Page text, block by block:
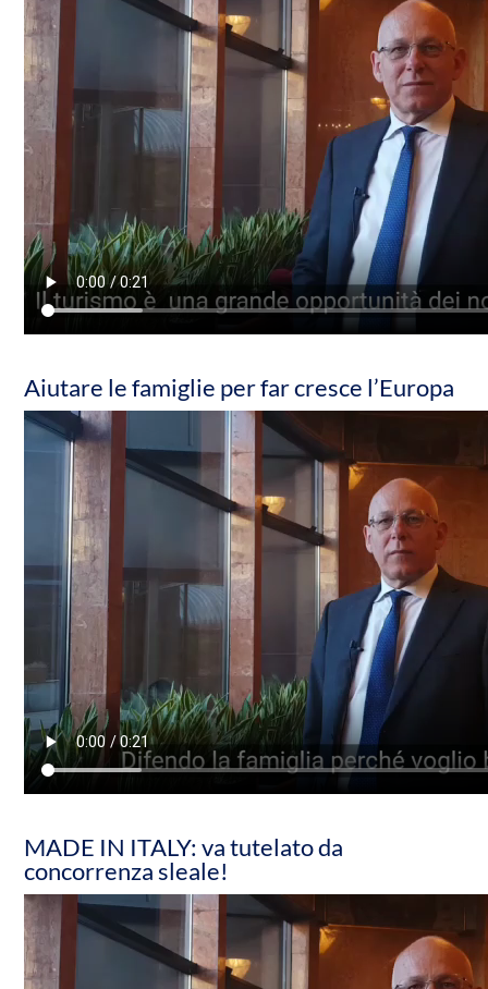
Aiutare le famiglie per far cresce l’Europa
MADE IN ITALY: va tutelato da
concorrenza sleale!